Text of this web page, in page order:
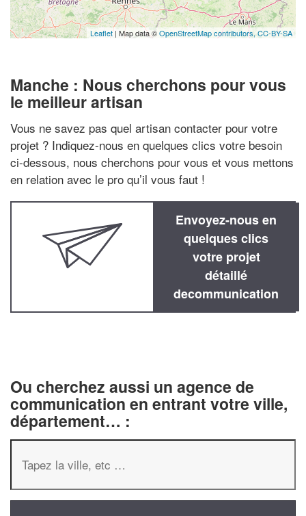
Leaflet| Map data ©OpenStreetMap contributors, CC-BY-SA
Manche : Nous cherchons pour vous
le meilleur artisan
Vous ne savez pas quel artisan contacter pour votre
projet ? Indiquez-nous en quelques clics votre besoin
ci-dessous, nous cherchons pour vous et vous mettons
en relation avec le pro qu’il vous faut !
Envoyez-nous en
quelques clics
votre projet
détaillé
decommunication
Ou cherchez aussi un agence de
communication en entrant votre ville,
département… :